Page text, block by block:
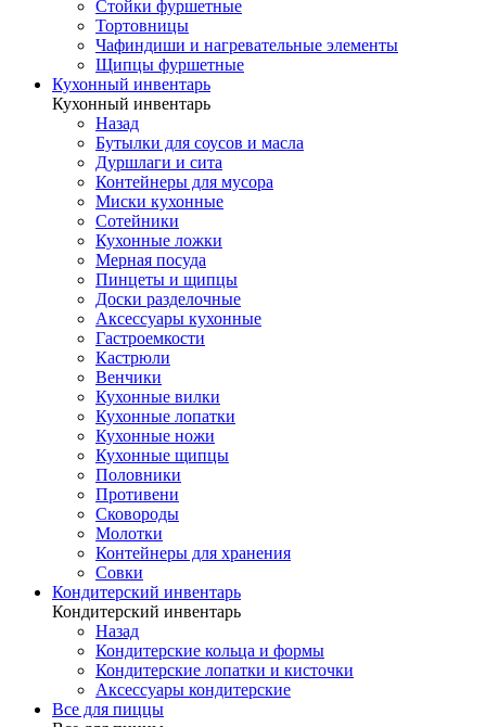
Стойки фуршетные
Тортовницы
Чафиндиши и нагревательные элементы
Щипцы фуршетные
Кухонный инвентарь
Кухонный инвентарь
Назад
Бутылки для соусов и масла
Дуршлаги и сита
Контейнеры для мусора
Миски кухонные
Сотейники
Кухонные ложки
Мерная посуда
Пинцеты и щипцы
Доски разделочные
Аксессуары кухонные
Гастроемкости
Кастрюли
Венчики
Кухонные вилки
Кухонные лопатки
Кухонные ножи
Кухонные щипцы
Половники
Противени
Сковороды
Молотки
Контейнеры для хранения
Совки
Кондитерский инвентарь
Кондитерский инвентарь
Назад
Кондитерские кольца и формы
Кондитерские лопатки и кисточки
Аксессуары кондитерские
Все для пиццы